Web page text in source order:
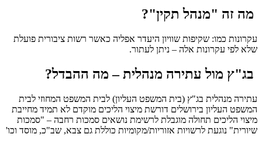
מה זה "מנהל תקין"?
עקרונות כמו: שקיפות שוויון היעדר אפליה כאשר רשות ציבורית פועלת
שלא לפי עקרונות אלה – ניתן לעתור.
בג"ץ מול עתירה מנהלית – מה ההבדל?
עתירה מנהלית בג"ץ (בית המשפט העליון) לבית המשפט המחוזי לבית
המשפט העליון בירושלים דורשת מיצוי הליכים מוקדם לא תמיד מחייבת
מיצוי הליכים תחולה מוגבלת לרשימת נושאים סמכות רחבה – "סמכות
שיורית" נוגעת לרשויות אזוריות/מקומיות כוללת גם צבא, שב"כ, מוסד וכו'